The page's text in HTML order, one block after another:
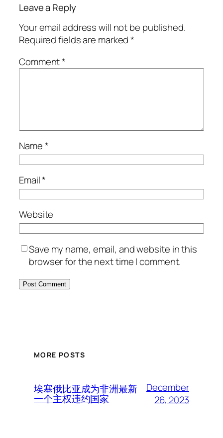
Leave a Reply
Your email address will not be published.
Required fields are marked*
Comment*
Name*
Email*
Website
Save my name, email, and website in this
browser for the next time I comment.
MORE POSTS
埃塞俄比亚成为非洲最新
一个主权违约国家
December
26, 2023